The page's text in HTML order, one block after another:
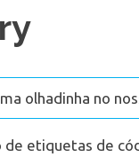
olhadinha no
de etiquetas de